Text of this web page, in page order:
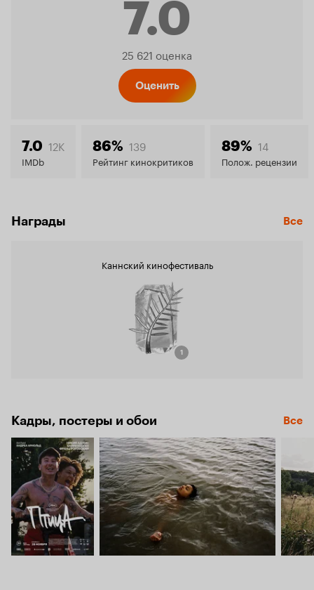
7.0
Рейтинг
7.0
25 621 оценка
Оценить
7.0 12K
IMDb
86% 139
Рейтинг кинокритиков
89% 14
Полож. рецензии
Награды Все
Каннский кинофестиваль
1
Кадры, постеры и обои Все